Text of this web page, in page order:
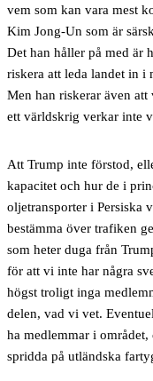
vem som kan vara mest
Kim Jong-Un som är
Det han håller på med är
riskera att leda landet in i
Men han riskerar även att
ett världskrig verkar inte
Att Trump inte förstod,
kapacitet och hur de i
oljetransporter i Persiska
bestämma över trafiken
som heter duga från
för att vi inte har några
högst troligt inga
delen, vad vi vet.
ha medlemmar i
spridda på utländska